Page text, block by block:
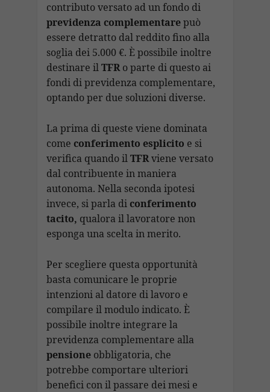
contributo versato ad un fondo di
previdenza complementarepuò
essere detratto dal reddito fino alla
soglia dei 5.000 €. È possibile inoltre
destinare ilTFRo parte di questo ai
fondi di previdenza complementare,
optando per due soluzioni diverse.
La prima di queste viene dominata
come conferimento esplicito e si
verifica quando ilTFRviene versato
dal contribuente in maniera
autonoma. Nella seconda ipotesi
invece, si parla di conferimento
tacito, qualora il lavoratore non
esponga una scelta in merito.
Per scegliere questa opportunità
basta comunicare le proprie
intenzioni al datore di lavoro e
compilare il modulo indicato. È
possibile inoltre integrare la
previdenza complementare alla
pensioneobbligatoria, che
potrebbe comportare ulteriori
benefici con il passare dei mesi e